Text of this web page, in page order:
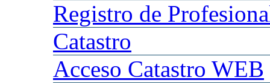
Registro de
Catastro
Acceso Catastro WEB